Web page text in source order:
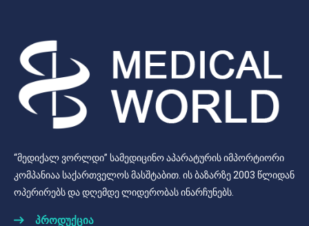
“მედიქალ ვორლდი” სამედიცინო აპარატურის იმპორტიორი
კომპანიაა საქართველოს მასშტაბით. ის ბაზარზე 2003 წლიდან
ოპერირებს და დღემდე ლიდერობას ინარჩუნებს.
პროდუქცია